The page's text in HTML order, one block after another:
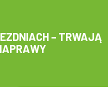
– TRWAJĄ